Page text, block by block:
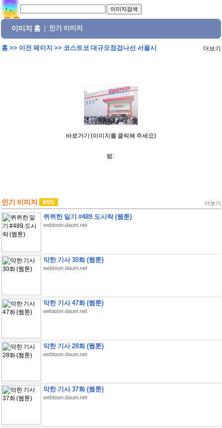
이미지 홈 인기 이미지
홈>> 이전 페이지 >> 코스트코 대규모점검나선 서울시 더보기
바로가기 (이미지를 클릭해 주세요)
펌:
인기 이미지 더보기
퀴퀴한 일기 #489.도시락 (웹툰)
webtoon.daum.net
악한 기사 30화 (웹툰)
webtoon.daum.net
악한 기사 47화 (웹툰)
webtoon.daum.net
악한 기사 28화 (웹툰)
webtoon.daum.net
악한 기사 37화 (웹툰)
webtoon.daum.net